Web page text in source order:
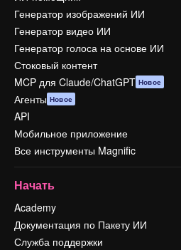
Генератор изображений ИИ
Генератор видео ИИ
Генератор голоса на основе ИИ
Стоковый контент
MCP для Claude/ChatGPT Новое
Агенты Новое
API
Мобильное приложение
Все инструменты Magnific
Начать
Academy
Документация по Пакету ИИ
Служба поддержки